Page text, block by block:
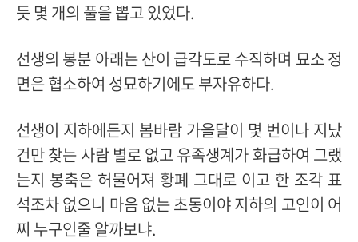
듯 몇 개의 풀을 뽑고 있었다.
선생의 봉분 아래는 산이 급각도로 수직하며 묘소 정
면은 협소하여 성묘하기에도 부자유하다.
선생이 지하에든지 봄바람 가을달이 몇 번이나 지났
건만 찾는 사람 별로 없고 유족생계가 화급하여 그랬
는지 봉축은 허물어져 황폐 그대로 이고 한 조각 표
석조차 없으니 마음 없는 초동이야 지하의 고인이 어
찌 누구인줄 알까보냐.